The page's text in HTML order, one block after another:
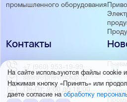
промышленного оборудования
Контакты
+7 (960) 953-19-99
sales@pnevmokip.ru
Пн-Пт: 9:00 до 18:00
На сайте используются файлы cookie
Нажимая кнопку «Принять» или
даете согласие наобработку